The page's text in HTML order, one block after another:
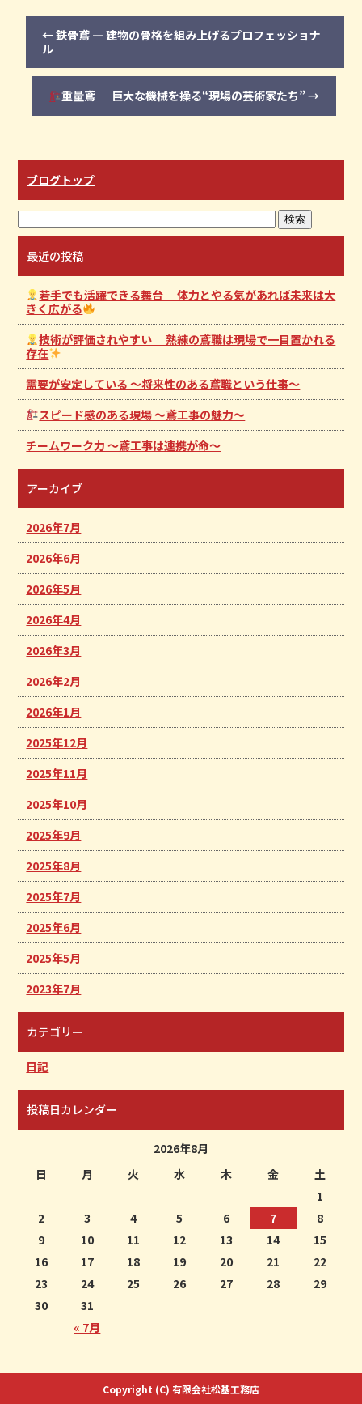
←鉄骨鳶 ― 建物の骨格を組み上げるプロフェッショナ
ル
重量鳶 ― 巨大な機械を操る“現場の芸術家たち”→
ブログトップ
最近の投稿
若手でも活躍できる舞台 体力とやる気があれば未来は大
きく広がる
技術が評価されやすい 熟練の鳶職は現場で一目置かれる
存在
需要が安定している ～将来性のある鳶職という仕事～
スピード感のある現場 ～鳶工事の魅力～
チームワーク力 ～鳶工事は連携が命～
アーカイブ
2026年7月
2026年6月
2026年5月
2026年4月
2026年3月
2026年2月
2026年1月
2025年12月
2025年11月
2025年10月
2025年9月
2025年8月
2025年7月
2025年6月
2025年5月
2023年7月
カテゴリー
日記
投稿日カレンダー
2026年8月
日
月 火 水 木 金 土
« 7月
1
2
3 4 5 6 7
8
9
10 11 12 13 14
15
16
17 18 19 20 21
22
23
24 25 26 27 28
29
30
31
Copyright (C) 有限会社松基工務店